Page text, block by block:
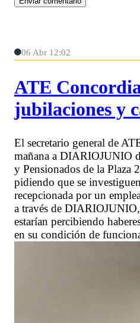
06 Abr 12:02
ATE
jubilaciones y
El secretario general de
mañana a DIARIOJUNIO
y Pensionados de la Plaza
pidiendo que se
recepcionada por un
a través de
estarían percibiendo
en su condición de